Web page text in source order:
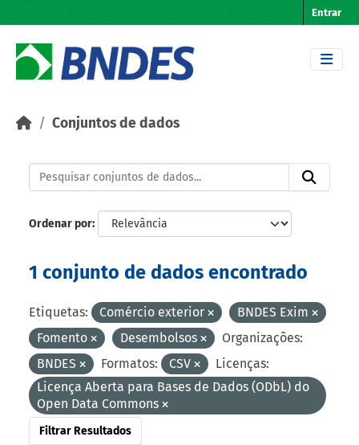
Entrar
Conjuntos de dados
Ordenar por
1 conjunto de dados encontrado
Etiquetas: Comércio exterior
BNDES Exim
Fomento
Desembolsos
Organizações:
BNDES
Formatos: CSV
Licenças:
Licença Aberta para Bases de Dados (ODbL) do
Open Data Commons
Filtrar Resultados